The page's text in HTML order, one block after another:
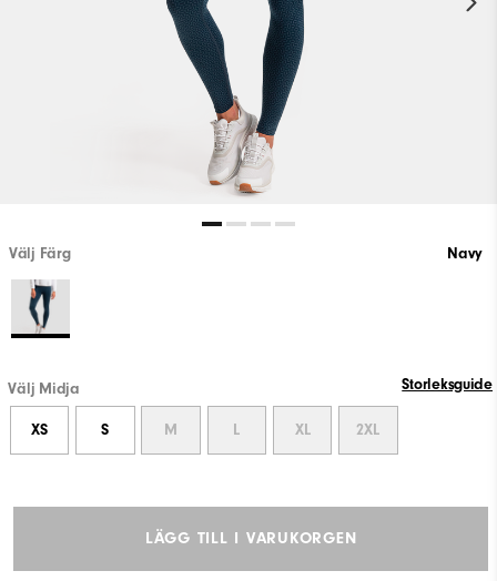
Välj Färg Navy
Välj Midja Storleksguide
XS S M L XL 2XL
LÄGG TILL I VARUKORGEN